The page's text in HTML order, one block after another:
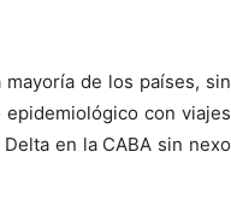
de los países, sin
epidemiológico con viajes
en la CABA sin nexo